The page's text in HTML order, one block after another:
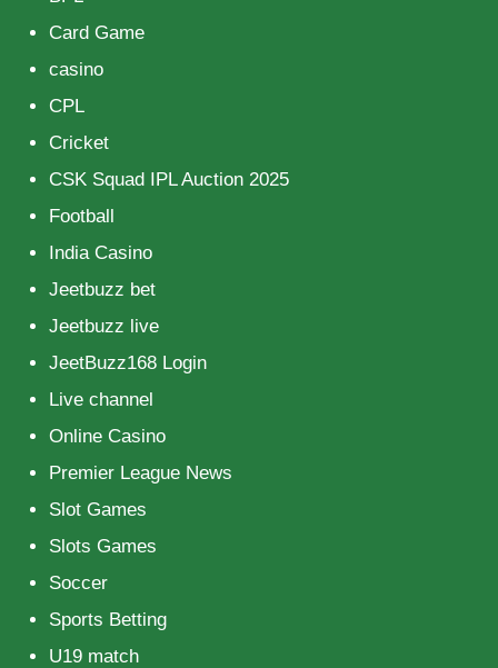
Card Game
casino
CPL
Cricket
CSK Squad IPL Auction 2025
Football
India Casino
Jeetbuzz bet
Jeetbuzz live
JeetBuzz168 Login
Live channel
Online Casino
Premier League News
Slot Games
Slots Games
Soccer
Sports Betting
U19 match